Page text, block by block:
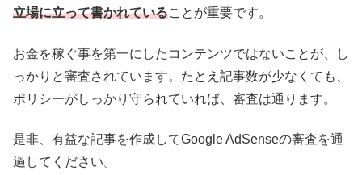
立場に立って書かれていることが重要です。
お金を稼ぐ事を第一にしたコンテンツではないことが、し
っかりと審査されています。たとえ記事数が少なくても、
ポリシーがしっかり守られていれば、審査は通ります。
是非、有益な記事を作成してGoogle AdSenseの審査を通
過してください。